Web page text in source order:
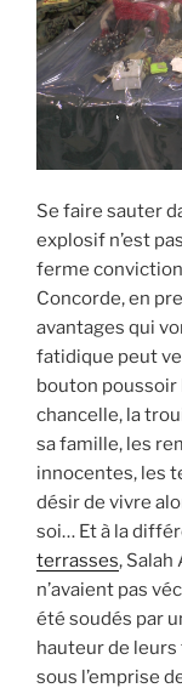
Se faire sauter
explosif n’est
ferme conviction
Concorde, en
avantages qui
fatidique peut
bouton poussoir
chancelle, la
sa famille, les
innocentes, les
désir de vivre
soi… Et à la
terrasses,
n’avaient pas
été soudés par
hauteur de
sous l’emprise